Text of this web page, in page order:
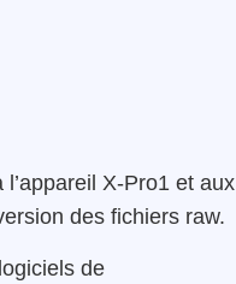
X-Pro1 et aux
des fichiers raw.
de